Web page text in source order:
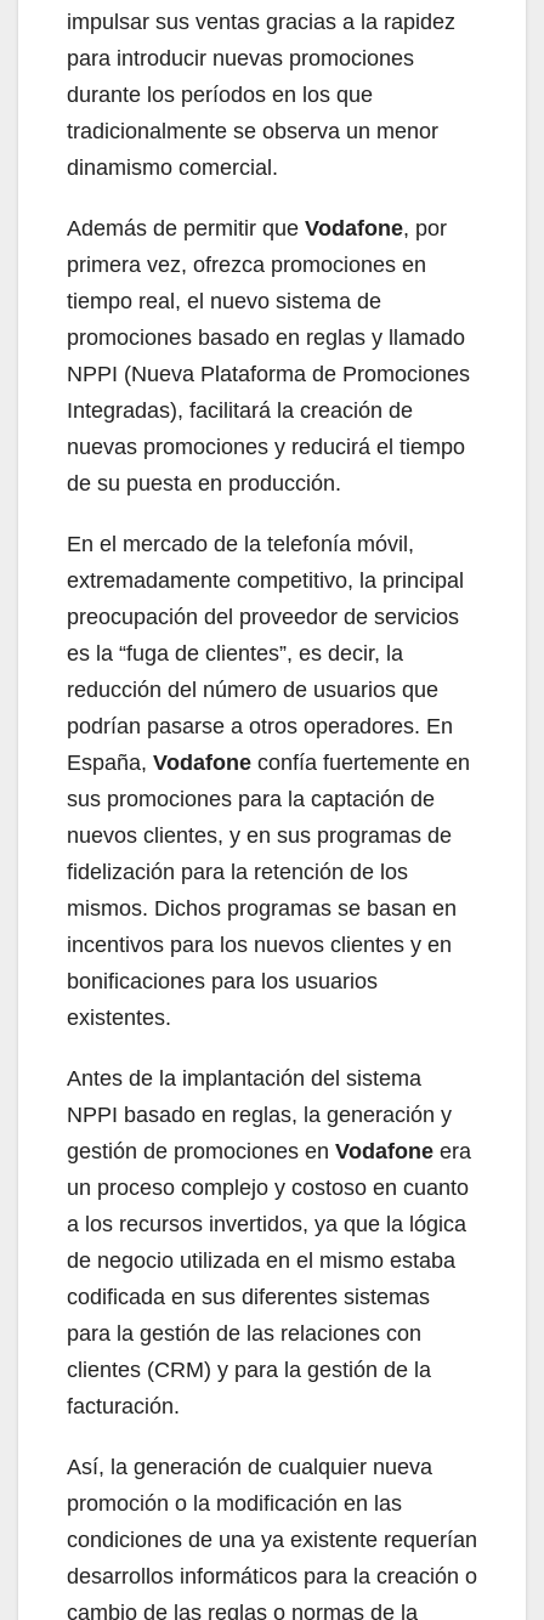
impulsar sus ventas gracias a la rapidez
para introducir nuevas promociones
durante los períodos en los que
tradicionalmente se observa un menor
dinamismo comercial.
Además de permitir que Vodafone, por
primera vez, ofrezca promociones en
tiempo real, el nuevo sistema de
promociones basado en reglas y llamado
NPPI (Nueva Plataforma de Promociones
Integradas), facilitará la creación de
nuevas promociones y reducirá el tiempo
de su puesta en producción.
En el mercado de la telefonía móvil,
extremadamente competitivo, la principal
preocupación del proveedor de servicios
es la “fuga de clientes”, es decir, la
reducción del número de usuarios que
podrían pasarse a otros operadores. En
España, Vodafone confía fuertemente en
sus promociones para la captación de
nuevos clientes, y en sus programas de
fidelización para la retención de los
mismos. Dichos programas se basan en
incentivos para los nuevos clientes y en
bonificaciones para los usuarios
existentes.
Antes de la implantación del sistema
NPPI basado en reglas, la generación y
gestión de promociones en Vodafone era
un proceso complejo y costoso en cuanto
a los recursos invertidos, ya que la lógica
de negocio utilizada en el mismo estaba
codificada en sus diferentes sistemas
para la gestión de las relaciones con
clientes (CRM) y para la gestión de la
facturación.
Así, la generación de cualquier nueva
promoción o la modificación en las
condiciones de una ya existente requerían
desarrollos informáticos para la creación o
cambio de las reglas o normas de la